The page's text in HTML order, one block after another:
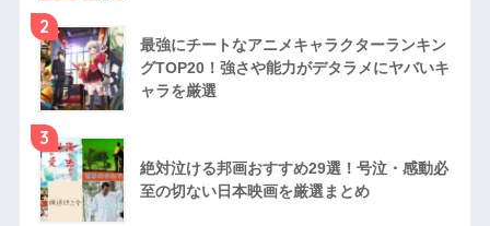
2
最強にチートなアニメキャラクターランキン
グTOP20！強さや能力がデタラメにヤバいキ
ャラを厳選
3
絶対泣ける邦画おすすめ29選！号泣・感動必
至の切ない日本映画を厳選まとめ